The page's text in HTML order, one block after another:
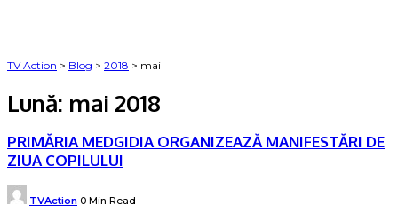
TV Action > Blog > 2018 > mai
Lună: mai 2018
PRIMĂRIA MEDGIDIA ORGANIZEAZĂ MANIFESTĂRI DE
ZIUA COPILULUI
Posted
by
TVAction 0 Min Read